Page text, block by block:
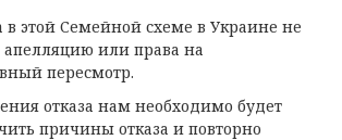
в этой Семейной схеме в Украине не
апелляцию или права на
пересмотр.
отказа нам необходимо будет
причины отказа и повторно